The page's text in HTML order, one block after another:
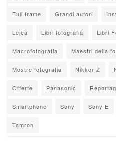
Full frame Grandi autori
Leica Libri fotografia Libri
Macrofotografia Maestri della
Mostre fotografia Nikkor Z
Offerte Panasonic
Smartphone Sony Sony E
Tamron